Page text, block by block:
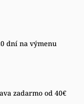
dní na výmenu
zadarmo od 40€